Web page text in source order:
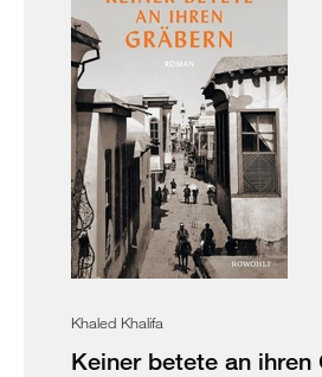
Khaled Khalifa
Keiner betete an ihren